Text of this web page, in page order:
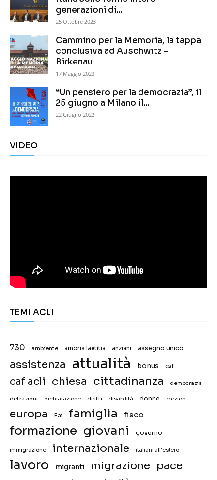
generazioni di...
25 Ottobre 2023
Cammino per la Memoria, la tappa
conclusiva ad Auschwitz –
Birkenau
17 Maggio 2023
“Un pensiero per la democrazia”, il
25 giugno a Milano il...
22 Giugno 2022
VIDEO
TEMI ACLI
730 ambiente amoris laetitia anziani assegno unico
assistenza attualità bonus caf
caf acli chiesa cittadinanza democrazia
detrazioni dichiarazione diritti disabilità donne elezioni
europa Fai famiglia fisco
formazione giovani governo
immigrazione internazionale italiani all'estero
lavoro migranti migrazione pace